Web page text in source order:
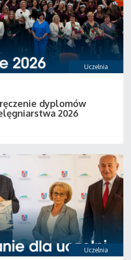
Uczelnia
dyplomów
2026
Uczelnia